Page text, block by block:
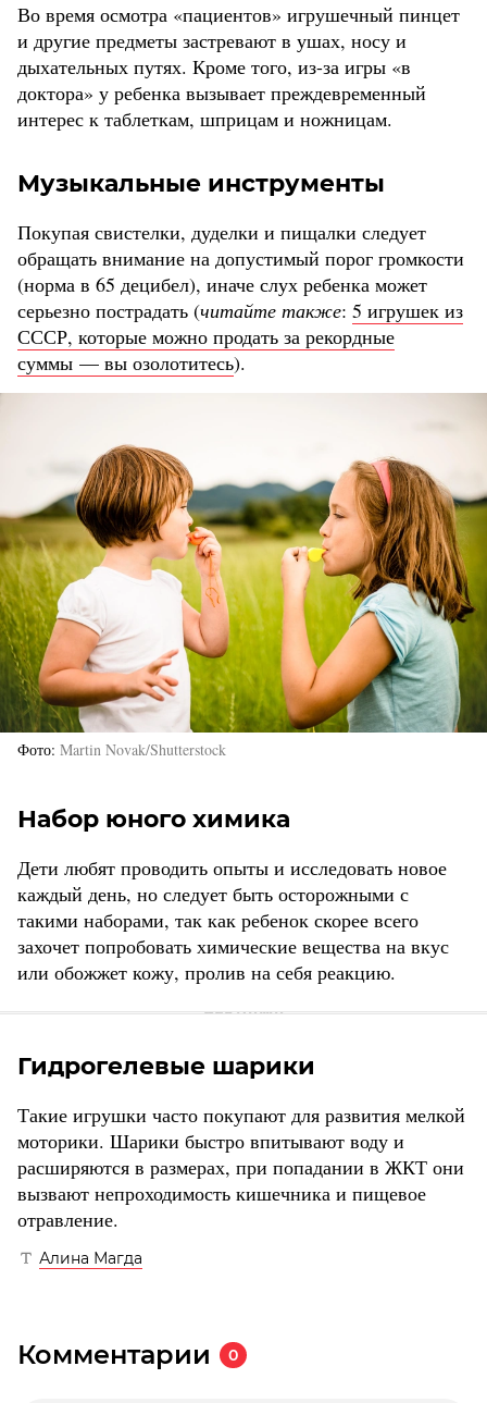
Во время осмотра «пациентов» игрушечный пинцет
и другие предметы застревают в ушах, носу и
дыхательных путях. Кроме того, из-за игры «в
доктора» у ребенка вызывает преждевременный
интерес к таблеткам, шприцам и ножницам.
Музыкальные инструменты
Покупая свистелки, дуделки и пищалки следует
обращать внимание на допустимый порог громкости
(норма в 65 децибел), иначе слух ребенка может
серьезно пострадать (читайте также: 5 игрушек из
СССР, которые можно продать за рекордные
суммы — вы озолотитесь).
Фото Martin Novak/Shutterstock
Набор юного химика
Дети любят проводить опыты и исследовать новое
каждый день, но следует быть осторожными с
такими наборами, так как ребенок скорее всего
захочет попробовать химические вещества на вкус
или обожжет кожу, пролив на себя реакцию.
Гидрогелевые шарики
Такие игрушки часто покупают для развития мелкой
моторики. Шарики быстро впитывают воду и
расширяются в размерах, при попадании в ЖКТ они
вызвают непроходимость кишечника и пищевое
отравление.
Алина Магда
Комментарии 0